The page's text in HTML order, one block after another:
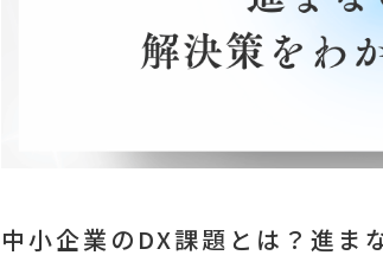
中小企業のDX課題とは？進ま